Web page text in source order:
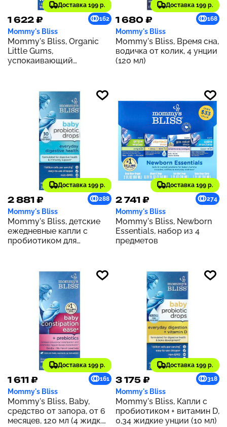
Доставка 199 р.
1 622 ₽ 162
Mommy's Bliss
Mommy's Bliss, Organic
Little Gums,
успокаивающий
для детей в возрасте от 2
месяцев, 2 тюбика, 15 г
(0,53 унции) каждый
Доставка 199 р.
1 680 ₽ 168
Mommy's Bliss
Mommy's Bliss, Время сна,
водичка от колик, 4 унции
(120 мл)
Доставка 199 р.
2 881 ₽ 288
Mommy's Bliss
Mommy's Bliss, детские
ежедневные капли с
пробиотиком для
старше, 10 мл (0,34 жидк.
Доставка 199 р.
2 741 ₽ 274
Mommy's Bliss
Mommy's Bliss, Newborn
Essentials, набор из 4
предметов
Доставка 199 р.
1 611 ₽ 161
Mommy's Bliss
Mommy's Bliss, Baby,
средство от запора, от 6
месяцев, 120 мл (4 жидк.
Доставка 199 р.
3 175 ₽ 318
Mommy's Bliss
Mommy's Bliss, Капли с
пробиотиком + витамин D,
0,34 жидкие унции (10 мл)